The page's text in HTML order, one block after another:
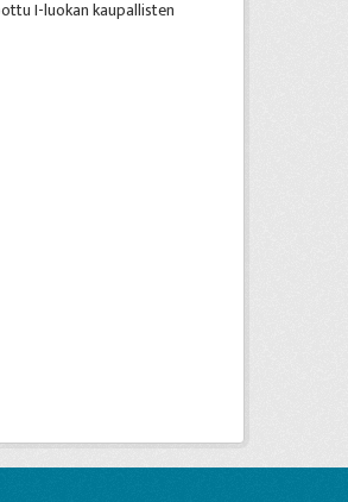
I-luokan kaupallisten